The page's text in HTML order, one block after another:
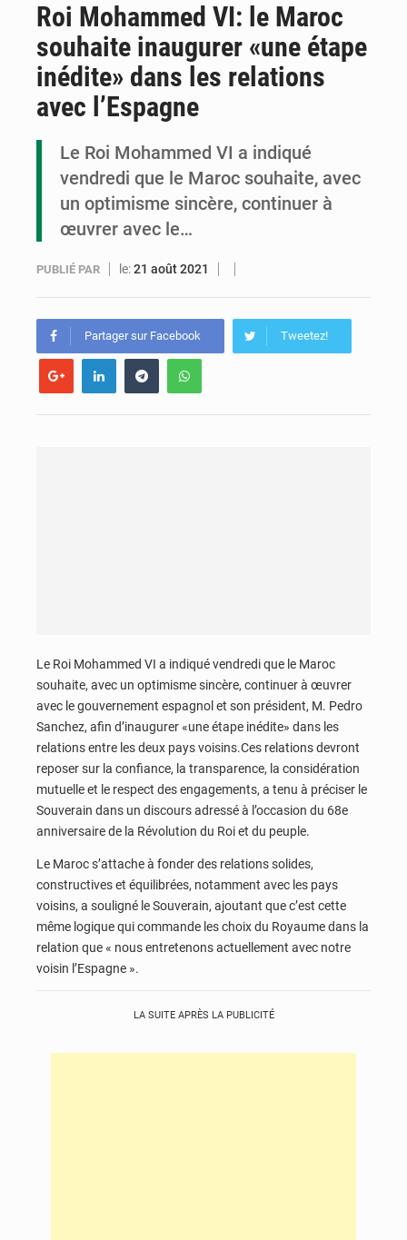
Congo : la Grande foire agricole pour renforcer la souveraineté alimentaire
Congo-RDC : Brazzaville et Kinshasa renforcent leur coopération en faveur de la jeunesse
Roi Mohammed VI: le Maroc
souhaite inaugurer «une étape
inédite» dans les relations
avec l’Espagne
Le Roi Mohammed VI a indiqué
vendredi que le Maroc souhaite, avec
un optimisme sincère, continuer à
œuvrer avec le…
PUBLIÉ PAR le:21 août 2021
Partager sur Facebook Tweetez!
Le Roi Mohammed VI a indiqué vendredi que le Maroc
souhaite, avec un optimisme sincère, continuer à œuvrer
avec le gouvernement espagnol et son président, M. Pedro
Sanchez, afin d’inaugurer «une étape inédite» dans les
relations entre les deux pays voisins.Ces relations devront
reposer sur la confiance, la transparence, la considération
mutuelle et le respect des engagements, a tenu à préciser le
Souverain dans un discours adressé à l’occasion du 68e
anniversaire de la Révolution du Roi et du peuple.
Le Maroc s’attache à fonder des relations solides,
constructives et équilibrées, notamment avec les pays
voisins, a souligné le Souverain, ajoutant que c’est cette
même logique qui commande les choix du Royaume dans la
relation que « nous entretenons actuellement avec notre
voisin l’Espagne ».
LA SUITE APRÈS LA PUBLICITÉ